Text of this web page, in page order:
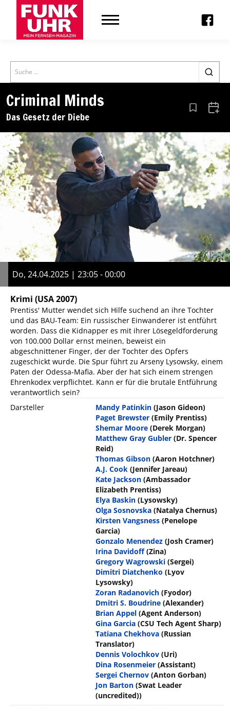
Search
Criminal Minds
Das Gesetz der Diebe Aus den
Do, 24.04.2025 | 23:05 - 00:00
Krimi (USA 2007)
Prentiss' Mutter wendet sich Hilfe suchend an ihre Tochter
und das BAU-Team: Ein russischer Einwanderer ist entführt
worden. Dass die Kidnapper es mit ihrer Lösegeldforderung
von 100.000 Dollar ernst meinen, beweist ein
abgeschnittener Finger, der der Tochter des Opfers
zugeschickt wurde. Die Spur führt zu Arseny Lysowsky, einem
Paten der Odessa-Mafia. Aber der hat sich einem strengen
Ehrenkodex verpflichtet. Kann er für die brutale Entführung
verantwortlich sein?
Darsteller
Mandy Patinkin (Jason Gideon)
Paget Brewster (Emily Prentiss)
Shemar Moore (Derek Morgan)
Matthew Gray Gubler (Dr. Spencer
Reid)
Thomas Gibson (Aaron Hotchner)
A.J. Cook (Jennifer Jareau)
Kate Jackson (Ambassador
Elizabeth Prentiss)
Elya Baskin (Lysowsky)
Olga Sosnovska (Natalya Chernus)
Kirsten Vangsness (Penelope
Garcia)
Gonzalo Menendez (Josh Cramer)
Irina Davidoff (Zina)
Gregory Wagrowski (Sergei)
Dimitri Diatchenko (Lyov
Lysowsky)
Zoran Radanovich (Fyodor)
Dmitri S. Boudrine (Alexander)
Brian Appel (Agent Anderson)
Gina Garcia (CSU Tech Agent Sharp)
Tatiana Chekhova (Russian
Translator)
Dennis Volochkov (Uri)
Dina Rosenmeier (Assistant)
Sergei Chernov (Anton Gorban)
Jon Barton (Swat Leader
(uncredited))